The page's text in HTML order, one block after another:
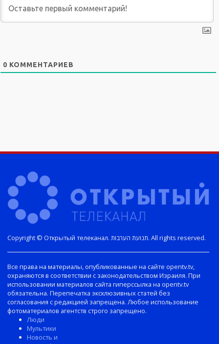
0 КОММЕНТАРИЕВ
Copyright © Открытый телеканал. תנועת הערבות. All rights reserved.
Все права на материалы, опубликованные на сайте opentv.tv,
охраняются в соответствии с законодательством Израиля. При
использовании материалов сайта гиперссылка на opentv.tv
обязательна. Перепечатка эксклюзивных статей без
согласования с редакцией запрещена. Любое использование
фотоматериалов агентств строго запрещено.
Люди
Мультики
Новость и